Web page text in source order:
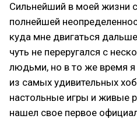
Сильнейший в моей жизни
полнейшей
куда мне двигаться
чуть не переругался с
людьми, но в то же время
из самых удивительных
настольные игры и живые
нашел свое первое